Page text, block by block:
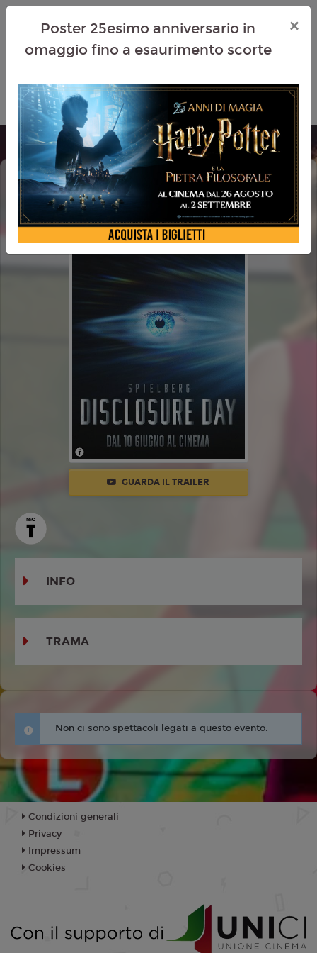
DISCLOSURE DAY
GUARDA IL TRAILER
INFO
TRAMA
Non ci sono spettacoli legati a questo evento.
Poster 25esimo anniversario in
omaggio fino a esaurimento scorte
×
Condizioni generali
Privacy
Impressum
Cookies